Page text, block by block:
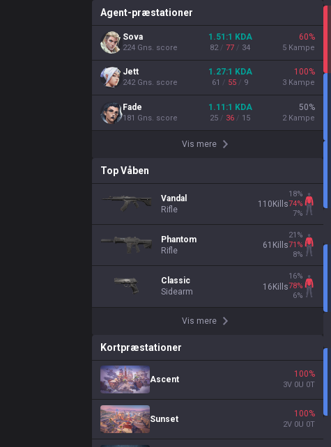
Agent-præstationer
Sova
224 Gns. score
1.51 :1 KDA
82 / 77 / 34
60%
5 Kampe
Jett
242 Gns. score
1.27:1 KDA
61 / 55 / 9
100%
3 Kampe
Fade
181 Gns. score
1.11 :1 KDA
25 / 36 / 15
50%
2 Kampe
Vis mere
Top Våben
Vandal
Rifle
110 Kills
18%
74%
7%
Phantom
Rifle
61 Kills
21 %
71 %
8%
Classic
Sidearm
16Kills
16%
78%
6%
Vis mere
Kortpræstationer
Ascent
100%
3V 0U 0T
Sunset
100%
2V 0U 0T